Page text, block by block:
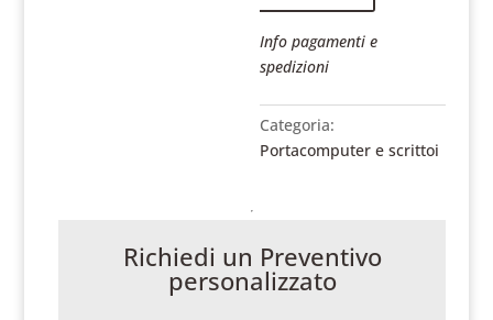
Info pagamenti e
spedizioni
Categoria:
Portacomputer e scrittoi
Richiedi un Preventivo
personalizzato